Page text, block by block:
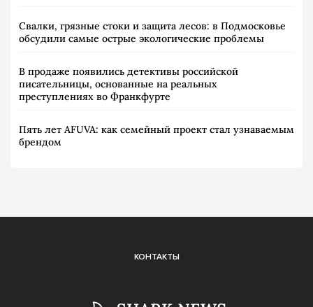
Свалки, грязные стоки и защита лесов: в Подмосковье
обсудили самые острые экологические проблемы
В продаже появились детективы российской
писательницы, основанные на реальных
преступлениях во Франкфурте
Пять лет AFUVA: как семейный проект стал узнаваемым
брендом
КОНТАКТЫ